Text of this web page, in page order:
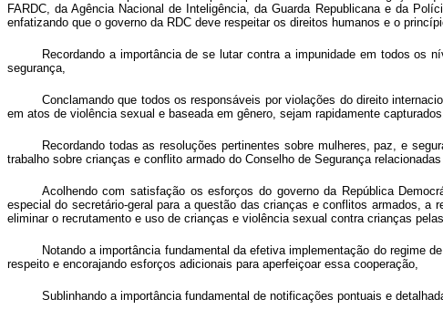
FARDC, da Agência Nacional de Inteligência, da Guarda Republicana e da
enfatizando que o governo da RDC deve respeitar os direitos humanos e o
Recordando a importância de se lutar contra a impunidade em todos os
segurança,
Conclamando que todos os responsáveis por violações do direito
em atos de violência sexual e baseada em gênero, sejam rapidamente
Recordando todas as resoluções pertinentes sobre mulheres, paz, e
trabalho sobre crianças e conflito armado do Conselho de Segurança
Acolhendo com satisfação os esforços do governoda República
especial do secretário-geral para a questão das crianças e conflitos armados, a
eliminar o recrutamento e uso de crianças e violência sexual contra crianças
Notando a importância fundamental da efetiva implementação do regime
respeito e encorajando esforços adicionais para aperfeiçoar essa cooperação,
Sublinhando a importância fundamental de notificações pontuais e